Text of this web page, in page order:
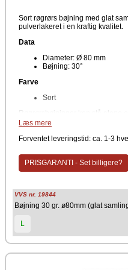
Sort røgrørs bøjning med glat
pulverlakeret i en kraftig kvalitet.
Data
Diameter: Ø 80 mm
Bøjning: 30°
Farve
Sort
Røgrørsbøjninger kan stå alene
Anvendes for at ændre retning
lækkert moderne og mere enkelt
Læs mere
Forventet leveringstid: ca. 1-3
PRISGARANTI - Set billigere?
VVS nr. 19844
Bøjning 30 gr. ø80mm (glat
L